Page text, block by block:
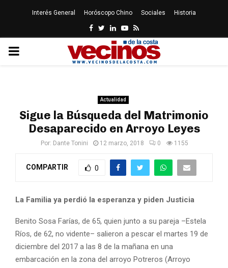
Interés General Horóscopo Chino Sociales Historia
Facebook
Twitter
LinkedinYoutube
Rss
PRIMARY
Actualidad
Sigue la Búsqueda del Matrimonio
Desaparecido en Arroyo Leyes
Por: Dante Tonini 12 marzo, 2018 0 1155
COMPARTIR 0
La Familia ya perdió la esperanza y piden Justicia
Benito Sosa Farías, de 65, quien junto a su pareja –Estela
Ríos, de 62, no vidente– salieron a pescar el martes 19 de
diciembre del 2017 a las 8 de la mañana en una
embarcación en la zona del arroyo Potreros (Arroyo